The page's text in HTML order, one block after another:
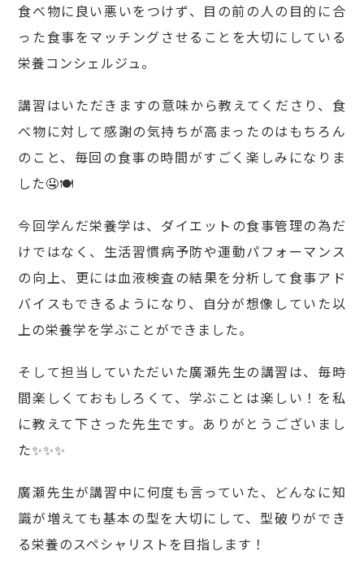
食べ物に良い悪いをつけず、目の前の人の目的に合
った食事をマッチングさせることを大切にしている
栄養コンシェルジュ。
講習はいただきますの意味から教えてくださり、食
べ物に対して感謝の気持ちが高まったのはもちろん
のこと、毎回の食事の時間がすごく楽しみになりま
した🤤🍽
今回学んだ栄養学は、ダイエットの食事管理の為だ
けではなく、生活習慣病予防や運動パフォーマンス
の向上、更には血液検査の結果を分析して食事アド
バイスもできるようになり、自分が想像していた以
上の栄養学を学ぶことができました。
そして担当していただいた廣瀬先生の講習は、毎時
間楽しくておもしろくて、学ぶことは楽しい！を私
に教えて下さった先生です。ありがとうございまし
た✨✨✨
廣瀬先生が講習中に何度も言っていた、どんなに知
識が増えても基本の型を大切にして、型破りができ
る栄養のスペシャリストを目指します！